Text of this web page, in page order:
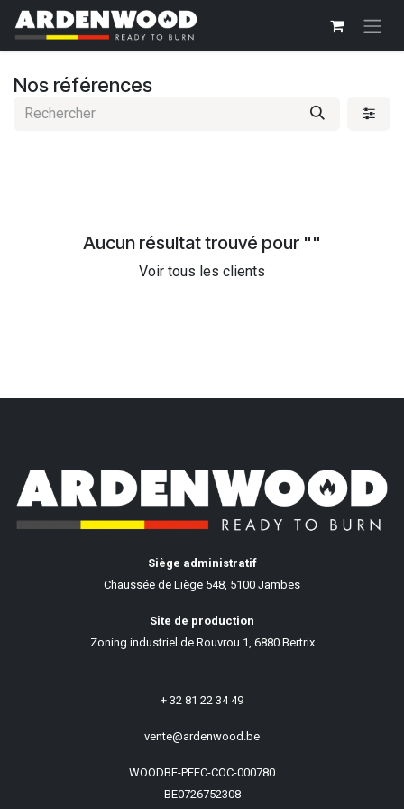
Se rendre au contenu
Nos références
Aucun résultat trouvé pour ""
Voir tous les clients
Siège administratif
Chaussée de Liège 548, 5100 Jambes
Site de production
Zoning industriel de Rouvrou 1, 6880 Bertrix
+ 32 81 22 34 49
vente@ardenwood.be
WOODBE-PEFC-COC-000780
BE0726752308